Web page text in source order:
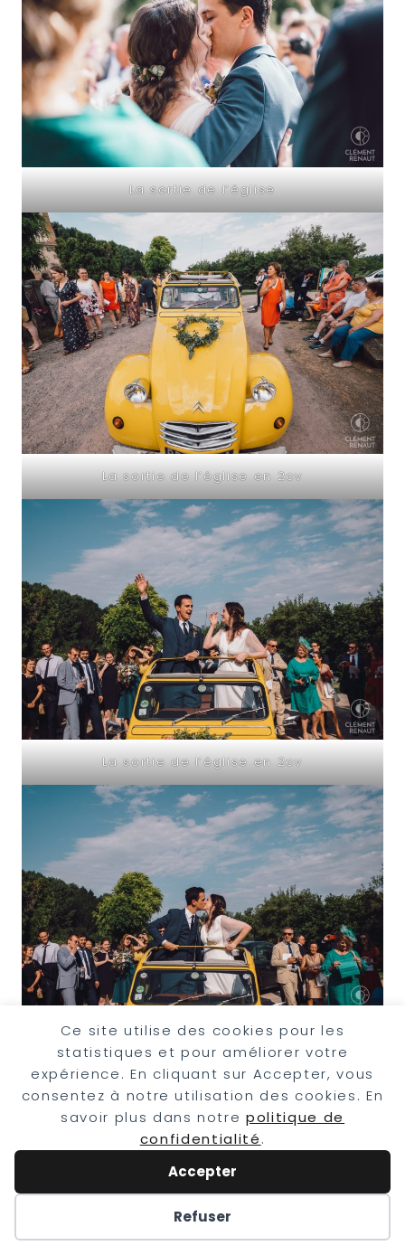
La sortie de l’église
La sortie de l’église en 2cv
La sortie de l’église en 2cv
La sortie de l’église en 2cv
Ce site utilise des cookies pour les
statistiques et pour améliorer votre
expérience. En cliquant sur Accepter, vous
consentez à notre utilisation des cookies. En
savoir plus dans notrepolitique de
confidentialité.
Accepter
Refuser